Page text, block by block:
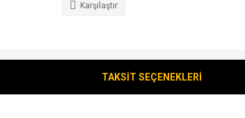
Karşılaştır
TAKSİT SEÇENEKLERİ